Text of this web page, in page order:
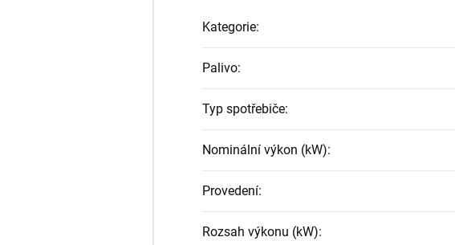
Kategorie:
Palivo:
Typ spotřebiče:
Nominální výkon (kW):
Provedení:
Rozsah výkonu (kW):